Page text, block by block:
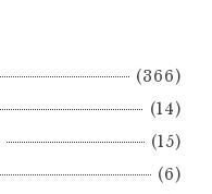
(366)
(14)
(15)
(6)